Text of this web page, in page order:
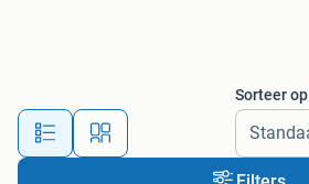
Sorteer op